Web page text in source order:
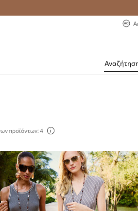
με το Answear Club
προϊόντων: 4